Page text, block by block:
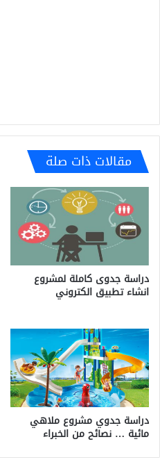
مقالات ذات صلة
دراسة جدوى كاملة لمشروع
انشاء تطبيق الكتروني
دراسة جدوي مشروع ملاهي
مائية … نصائح من الخبراء